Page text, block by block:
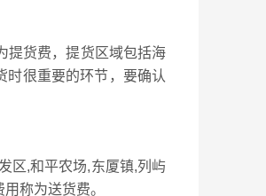
提货费，提货区域包括海
时很重要的环节，要确认
区,和平农场,东厦镇,列屿
称为送货费。